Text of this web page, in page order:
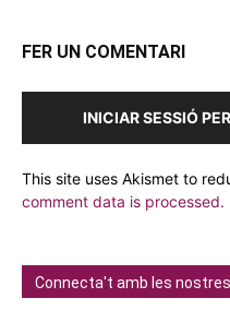
FER UN COMENTARI
INICIAR SESSIÓ
This site uses Akismet to
comment data is processed.
Connecta't amb les